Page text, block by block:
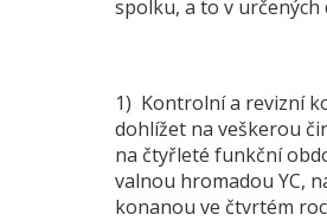
spolku, a to v určených
1) Kontrolní a revizní
dohlížet na veškerou
na čtyřleté funkční
valnou hromadou YC,
konanou ve čtvrtém